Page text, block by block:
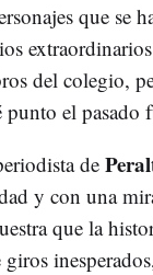
que se
del colegio,
punto el pasado
de
y con una
que la
giros